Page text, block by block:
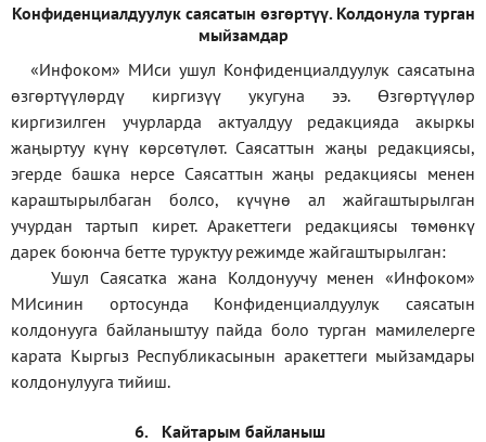
Конфиденциалдуулук саясатын өзгөртүү. Колдонула турган
мыйзамдар
«Инфоком» МИси ушул Конфиденциалдуулук саясатына
өзгөртүүлөрдү киргизүү укугуна ээ. Өзгөртүүлөр
киргизилген учурларда актуалдуу редакцияда акыркы
жаңыртуу күнү көрсөтүлөт. Саясаттын жаңы редакциясы,
эгерде башка нерсе Саясаттын жаңы редакциясы менен
караштырылбаган болсо, күчүнө ал жайгаштырылган
учурдан тартып кирет. Аракеттеги редакциясы төмөнкү
дарек боюнча бетте туруктуу режимде жайгаштырылган:
Ушул Саясатка жана Колдонуучу менен «Инфоком»
МИсинин ортосунда Конфиденциалдуулук саясатын
колдонууга байланыштуу пайда боло турган мамилелерге
карата Кыргыз Республикасынын аракеттеги мыйзамдары
колдонулууга тийиш.
6. Кайтарым байланыш